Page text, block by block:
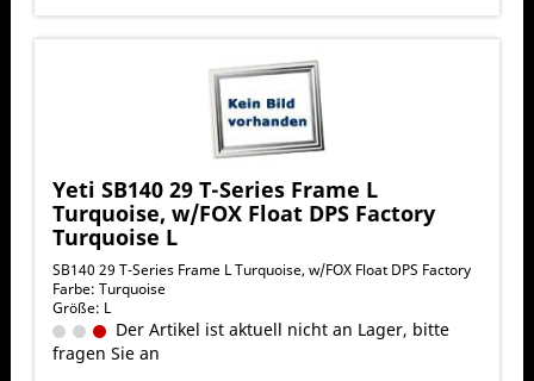
Yeti SB140 29 T-Series Frame L
Turquoise, w/FOX Float DPS Factory
Turquoise L
SB140 29 T-Series Frame L Turquoise, w/FOX Float DPS Factory
Farbe: Turquoise
Größe: L
Der Artikel ist aktuell nicht an Lager, bitte
fragen Sie an